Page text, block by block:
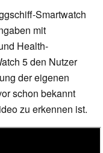
Smartwatch
mit
Health-
5 den Nutzer
der eigenen
schon bekannt
zu erkennen ist.